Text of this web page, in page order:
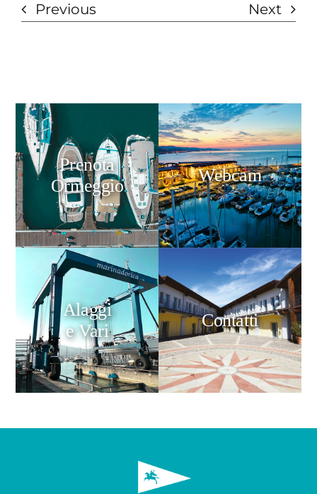
Previous Next
Prenota
Ormeggio
Webcam
Alaggi
e Vari
Contatti